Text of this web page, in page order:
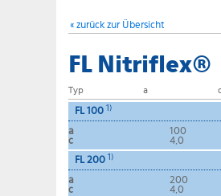
« zurück zur Übersicht
FL Nitriflex®
Typ a c
FL 100 1)
a
100
c
4,0
FL 200 1)
a
200
c
4,0